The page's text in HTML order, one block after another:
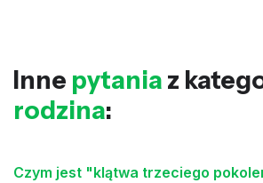
Inne pytania z
rodzina:
Czym jest "klątwa trzeciego